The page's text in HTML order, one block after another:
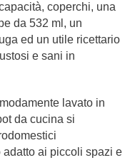
coperchi, una
da 532 ml, un
ed un utile ricettario
e sani in
lavato in
da cucina si
adatto ai piccoli spazi e